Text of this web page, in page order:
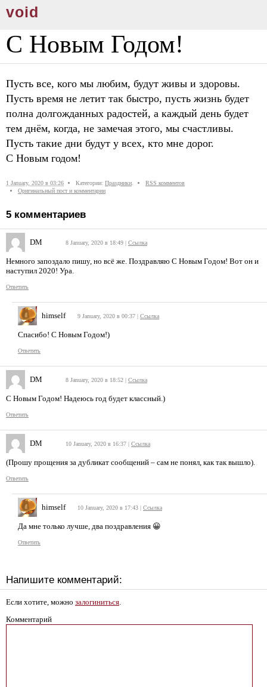
void
С Новым Годом!
Пусть все, кого мы любим, будут живы и здоровы.
Пусть время не летит так быстро, пусть жизнь будет
полна долгожданных радостей, а каждый день будет
тем днём, когда, не замечая этого, мы счастливы.
Пусть такие дни будут у всех, кто мне дорог.
С Новым годом!
1 January, 2020 в 03:26 Категории: Праздники
RSS комментов
Оригинальный пост и комментарии
5 комментариев
DM 8 January, 2020 в 18:49 | Ссылка
Немного запоздало пишу, но всё же. Поздравляю С Новым Годом! Вот он и
наступил 2020! Ура.
Ответить
himself 9 January, 2020 в 00:37 | Ссылка
Спасибо! С Новым Годом!)
Ответить
DM 8 January, 2020 в 18:52 | Ссылка
С Новым Годом! Надеюсь год будет классный.)
Ответить
DM 10 January, 2020 в 16:37 | Ссылка
(Прошу прощения за дубликат сообщений – сам не понял, как так вышло).
Ответить
himself 10 January, 2020 в 17:43 | Ссылка
Да мне только лучше, два поздравления 😀
Ответить
Напишите комментарий:
Если хотите, можно залогиниться.
Комментарий